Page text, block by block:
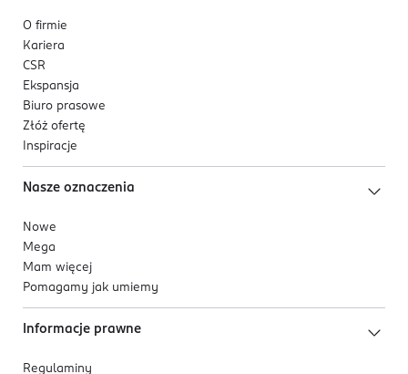
O firmie
Kariera
CSR
Ekspansja
Biuro prasowe
Złóż ofertę
Inspiracje
Nasze oznaczenia
Nowe
Mega
Mam więcej
Pomagamy jak umiemy
Informacje prawne
Regulaminy